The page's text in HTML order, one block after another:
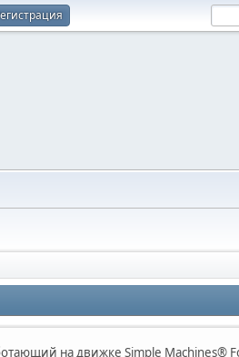
на движке Simple Machines®